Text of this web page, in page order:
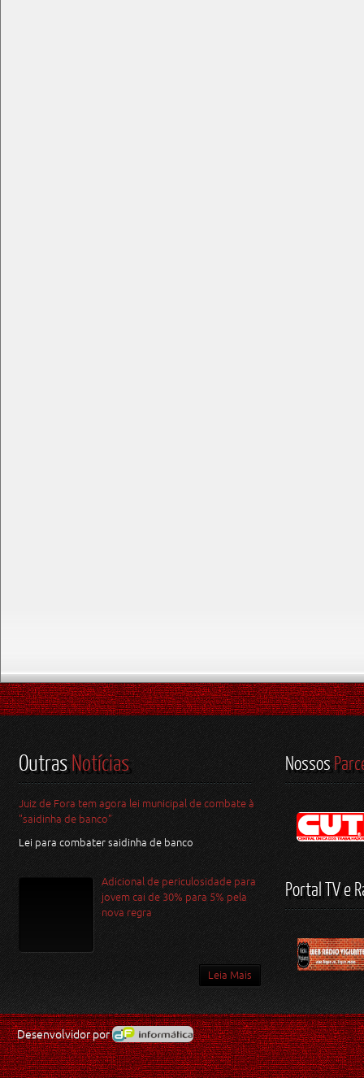
OutrasNotícias
Juiz de Fora tem agora lei municipal de combate à
"saidinha de banco"
Lei para combater saidinha de banco
Adicional de periculosidade para
jovem cai de 30% para 5% pela
nova regra
Leia Mais
Nossos
Portal TV e
Desenvolvidor por